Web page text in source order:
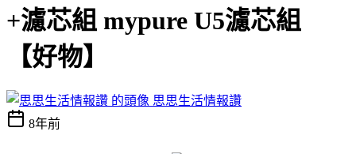
+濾芯組 mypure U5濾芯組
【好物】
思思生活情報讚
8年前